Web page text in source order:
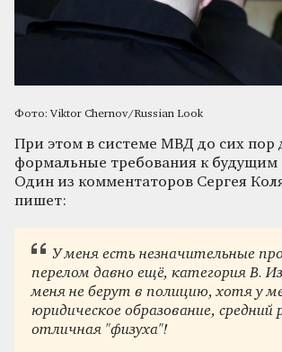
Фото: Viktor Chernov/Russian Look
При этом в системе МВД до сих пор
формальные требования к будущим
Один из комментаторов Сергея
пишет:
У меня есть незначительные
перелом давно ещё, категория В.
меня не берут в полицию, хотя у
юридическое образование, средний
отличная "физуха"!